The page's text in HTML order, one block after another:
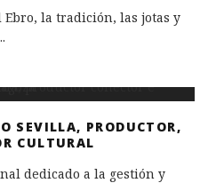
la tradición, las jotas y
SEVILLA, PRODUCTOR,
CULTURAL
dedicado a la gestión y